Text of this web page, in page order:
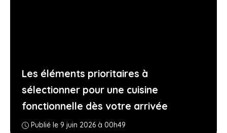
Les éléments prioritaires à
sélectionner pour une cuisine
fonctionnelle dès votre arrivée
Publié le 9 juin 2026 à 00h49